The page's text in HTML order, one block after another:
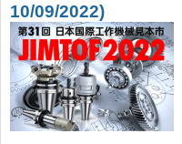
10/09/2022)